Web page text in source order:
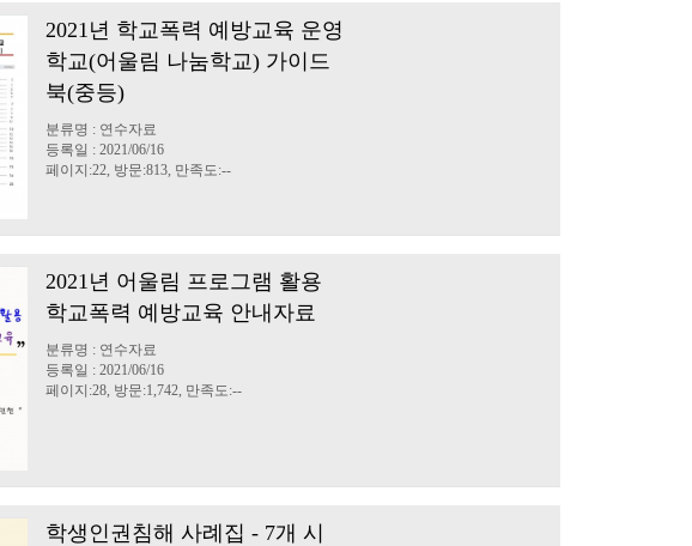
2021년 학교폭력 예방교육 운영
학교(어울림 나눔학교) 가이드
북(중등)
분류명 : 연수자료
등록일 : 2021/06/16
페이지:22, 방문:813, 만족도:--
2021년 어울림 프로그램 활용
학교폭력 예방교육 안내자료
분류명 : 연수자료
등록일 : 2021/06/16
페이지:28, 방문:1,742, 만족도:--
학생인권침해 사례집 - 7개 시